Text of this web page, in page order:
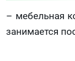
– мебельная
занимается